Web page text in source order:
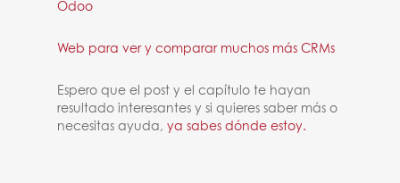
Odoo
Web para ver y comparar muchos más CRMs
Espero que el post y el capítulo te hayan
resultado interesantes y si quieres saber más o
necesitas ayuda,ya sabes dónde estoy.